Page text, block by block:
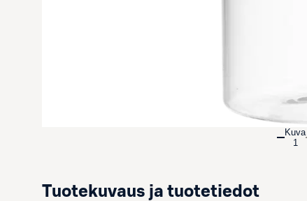
Kuva
1
Tuotekuvaus ja tuotetiedot